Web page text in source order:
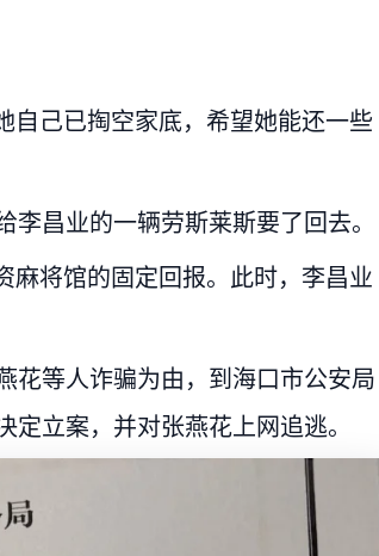
自己已掏空家底，希望她能还一些
昌业的一辆劳斯莱斯要了回去。
麻将馆的固定回报。此时，李昌业
花等人诈骗为由，到海口市公安局
立案，并对张燕花上网追逃。